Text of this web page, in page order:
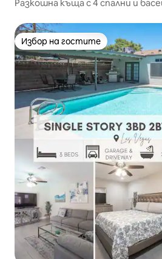
Разкошна къща с 4 спални и
Избор на гостите
Избор на гостите